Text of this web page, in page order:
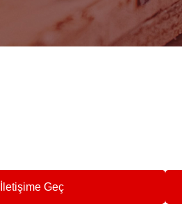
İletişime Geç